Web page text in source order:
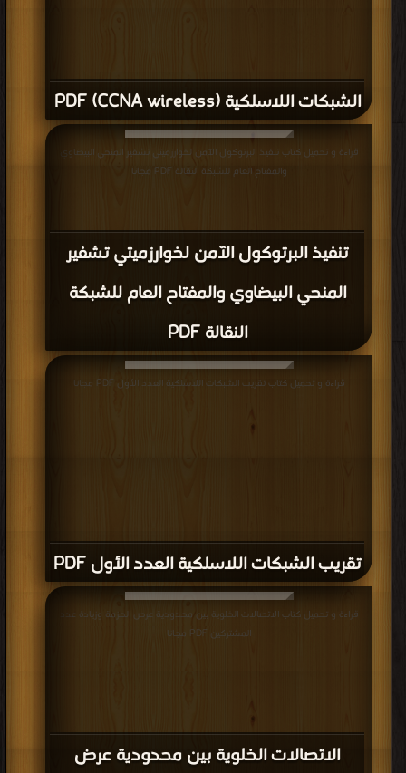
الشبكات اللاسلكية (CCNA wireless) PDF
تنفيذ البرتوكول الآمن لخوارزميتي تشفير
المنحي البيضاوي والمفتاح العام للشبكة
النقالة PDF
قراءة و تحميل كتاب تنفيذ البرتوكول الآمن لخوارزميتي تشفير المنحي البيضاوي
والمفتاح العام للشبكة النقالة PDF مجانا
تقريب الشبكات اللاسلكية العدد الأول PDF
قراءة و تحميل كتاب تقريب الشبكات اللاسلكية العدد الأول PDF مجانا
الاتصالات الخلوية بين محدودية عرض
قراءة و تحميل كتاب الاتصالات الخلوية بين محدودية عرض الحزمة وزيادة عدد
المشتركين PDF مجانا